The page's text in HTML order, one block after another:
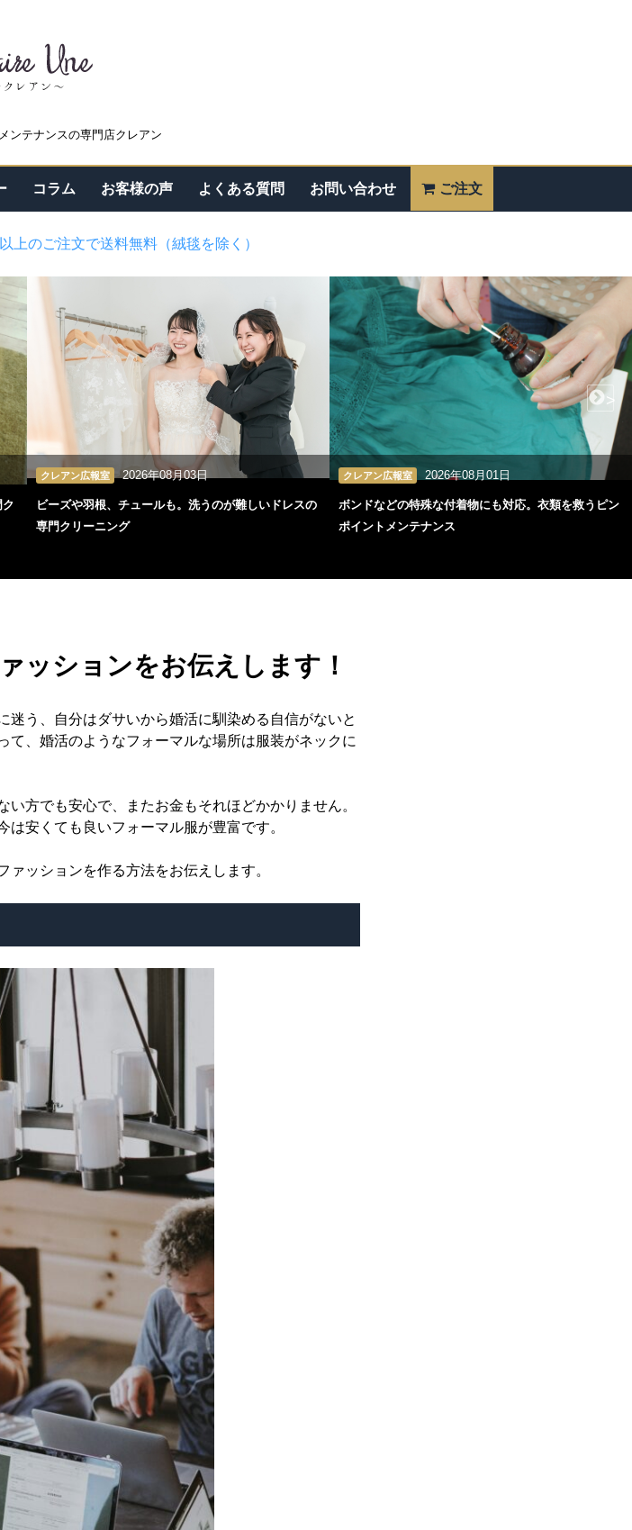
ンテナンスの専門店クレアン
コラム お客様の声 よくある質問 お問い合わせ ご注文
上のご注文で送料無料（絨毯を除く）
クレアン広報室 2026年08月03日
ビーズや羽根、チュールも。洗うのが難しいドレスの
専門クリーニング
クレアン広報室 2026年08月01日
ボンドなどの特殊な付着物にも対応。衣類を救うピン
ポイントメンテナンス
>
ッションをお伝えします！
う、自分はダサいから婚活に馴染める自信がないと
、婚活のようなフォーマルな場所は服装がネックに
方でも安心で、またお金もそれほどかかりません。
安くても良いフォーマル服が豊富です。
ッションを作る方法をお伝えします。